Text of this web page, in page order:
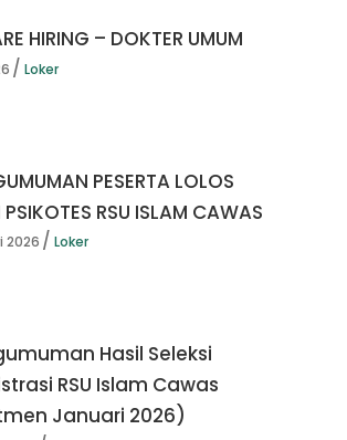
HIRING – DOKTER UMUM
Loker
PESERTA LOLOS
PSIKOTES RSU ISLAM CAWAS
2026 Loker
Hasil Seleksi
RSU Islam Cawas
Januari 2026)